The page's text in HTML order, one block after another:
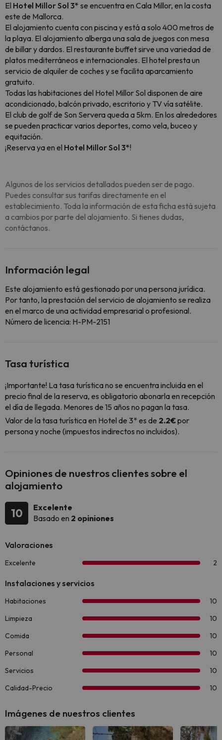
El Hotel Millor Sol 3* se encuentra en Cala Millor, en la costa
este de Mallorca.
El alojamiento cuenta con piscina y está a solo 400 metros de
la playa. El alojamiento alberga una sala de juegos con mesa
de billar y dardos. El restaurante buffet sirve una variedad de
platos mediterráneos e internacionales. El hotel presta un
servicio de alquiler de coches y se facilita aparcamiento
gratuito.
Todas las habitaciones del Hotel Millor Sol disponen de aire
acondicionado, balcón privado, escritorio y TV vía satélite.
El club de golf de Son Servera queda a 5km. En los alrededores
se pueden practicar varios deportes, como vela, buceo y
equitación.
¡Reserva ya en el Hotel Millor Sol 3*!
Algunos de los servicios detallados pueden ser de pago.
Puedes consultar sus tarifas directamente en el
establecimiento. Toda la información de esta ficha está sujeta
a cambios por parte del alojamiento. Si tienes dudas,
contáctanos.
Información legal
Este alojamiento está gestionado por una persona jurídica.
Por tanto, la prestación del servicio de alojamiento se realiza
en el marco de una actividad empresarial o profesional.
Número de licencia: H-PM-2151
Tasa turística
¡Importante! La tasa turística no se encuentra incluida en el
precio final de la reserva, es obligatorio abonarla en recepción
el día de llegada. Menores de 15 años no pagan la tasa.
Valor de la tasa turística en Hotel de 3* es de 2.2€por
persona y noche (impuestos indirectos no incluidos).
Opiniones de nuestros clientes sobre el
alojamiento
10
Excelente
Basado en 2 opiniones
Imágenes de nuestros clientes